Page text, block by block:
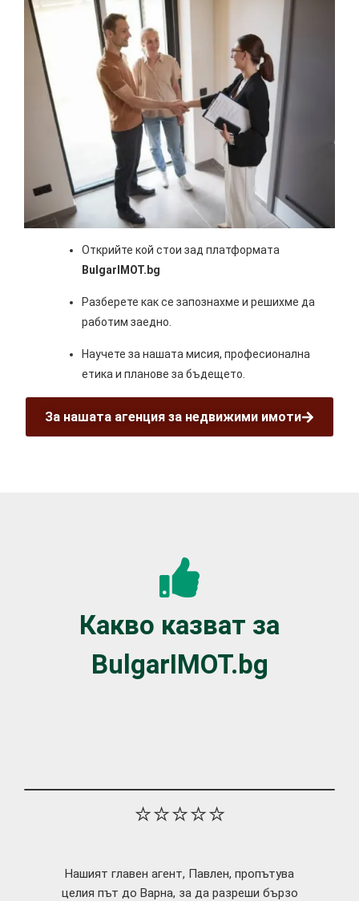
Открийте кой стои зад платформата
BulgarIMOT.bg
Разберете как се запознахме и решихме да
работим заедно.
Научете за нашата мисия, професионална
етика и планове за бъдещето.
За нашата агенция за недвижими имоти
Какво казват за
BulgarIMOT.bg
⭐⭐⭐⭐⭐
Нашият главен агент, Павлен, пропътува
целия път до Варна, за да разреши бързо